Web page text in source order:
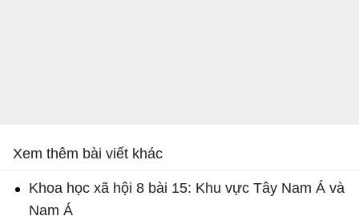
Xem thêm bài viết khác
Khoa học xã hội 8 bài 15: Khu vực Tây Nam Á và
Nam Á